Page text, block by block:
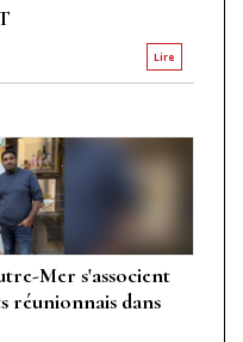
Lire
Mer s'associent
réunionnais dans